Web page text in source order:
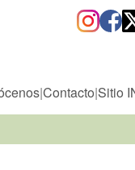
|Contacto|Sitio